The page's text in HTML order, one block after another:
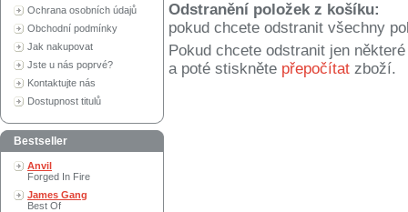
Ochrana osobních údajů
Obchodní podmínky
Jak nakupovat
Jste u nás poprvé?
Kontaktujte nás
Dostupnost titulů
Bestseller
Anvil
Forged In Fire
James Gang
Best Of
Odstranění položek z košíku:
pokud chcete odstranit všechny
Pokud chcete odstranit jen
a poté stiskněte přepočítat zboží.